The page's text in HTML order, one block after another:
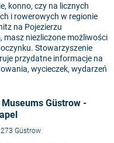
konno, czy na licznych
i rowerowych w regionie
na Pojezierzu
masz niezliczone możliwości
Stowarzyszenie
przydatne informacje na
wycieczek, wydarzeń
Güstrow -
Güstrow